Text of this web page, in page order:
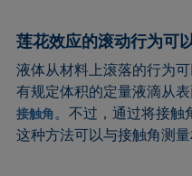
莲花效应的滚动行为可
液体从材料上滚落的行为
有规定体积的定量液滴从
接触角。不过，通过将接触
这种方法可以与接触角测量